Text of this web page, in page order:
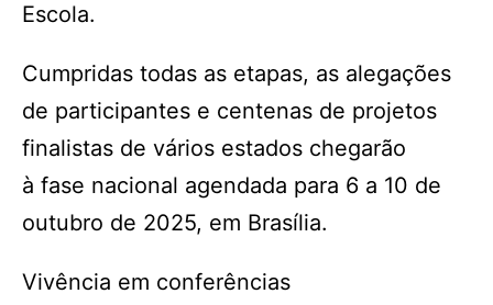
Escola.
Cumpridas todas as etapas, as alegações
de participantes e centenas de projetos
finalistas de vários estados chegarão
à fase nacional agendada para 6 a 10 de
outubro de 2025, em Brasília.
Vivência em conferências